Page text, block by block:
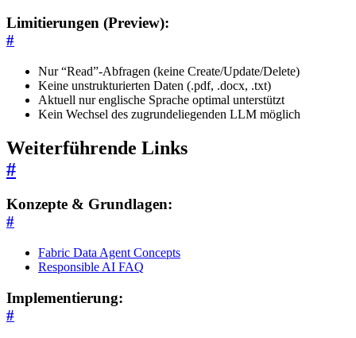
Limitierungen (Preview):
#
Nur “Read”-Abfragen (keine Create/Update/Delete)
Keine unstrukturierten Daten (.pdf, .docx, .txt)
Aktuell nur englische Sprache optimal unterstützt
Kein Wechsel des zugrundeliegenden LLM möglich
Weiterführende Links
#
Konzepte & Grundlagen:
#
Fabric Data Agent Concepts
Responsible AI FAQ
Implementierung:
#